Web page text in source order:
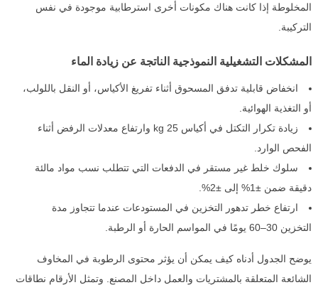
المخلوطة إذا كانت هناك مكونات أخرى استرطابية موجودة في نفس
التركيبة.
المشكلات التشغيلية النموذجية الناتجة عن زيادة الماء
انخفاض قابلية تدفق المسحوق أثناء تفريغ الأكياس، أو النقل باللولب،
أو التغذية الهوائية.
زيادة تكرار التكتل في أكياس 25 kg وارتفاع معدلات الرفض أثناء
الفحص الوارد.
سلوك خلط غير مستقر في الدفعات التي تتطلب نسب مواد مالئة
دقيقة ضمن ±1% إلى ±2%.
ارتفاع خطر تدهور التخزين في المستودعات عندما تتجاوز مدة
التخزين 30–60 يومًا في المواسم الحارة أو الرطبة.
يوضح الجدول أدناه كيف يمكن أن يؤثر محتوى الرطوبة في المخاوف
الشائعة المتعلقة بالمشتريات والعمل داخل المصنع. وتمثل الأرقام نطاقات